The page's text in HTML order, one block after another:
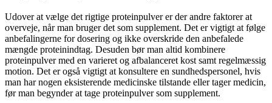
Udover at vælge det rigtige proteinpulver er der andre faktorer at
overveje, når man bruger det som supplement. Det er vigtigt at følge
anbefalingerne for dosering og ikke overskride den anbefalede
mængde proteinindtag. Desuden bør man altid kombinere
proteinpulver med en varieret og afbalanceret kost samt regelmæssig
motion. Det er også vigtigt at konsultere en sundhedspersonel, hvis
man har nogen eksisterende medicinske tilstande eller tager medicin,
før man begynder at tage proteinpulver som supplement.